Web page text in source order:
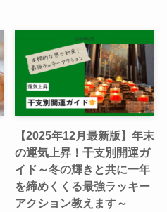
【2025年12月最新版】年末
の運気上昇！干支別開運ガ
イド～冬の輝きと共に一年
を締めくくる最強ラッキー
アクション教えます～